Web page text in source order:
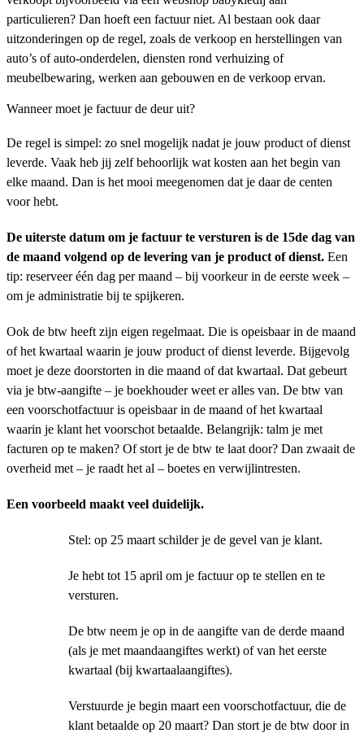
particulieren? Dan hoeft een factuur niet. Al bestaan ook daar
uitzonderingen op de regel, zoals de verkoop en herstellingen van
auto’s of auto-onderdelen, diensten rond verhuizing of
meubelbewaring, werken aan gebouwen en de verkoop ervan.
Wanneer moet je factuur de deur uit?
De regel is simpel: zo snel mogelijk nadat je jouw product of dienst
leverde. Vaak heb jij zelf behoorlijk wat kosten aan het begin van
elke maand. Dan is het mooi meegenomen dat je daar de centen
voor hebt.
De uiterste datum om je factuur te versturen is de 15de dag van
de maand volgend op de levering van je product of dienst. Een
tip: reserveer één dag per maand – bij voorkeur in de eerste week –
om je administratie bij te spijkeren.
Ook de btw heeft zijn eigen regelmaat. Die is opeisbaar in de maand
of het kwartaal waarin je jouw product of dienst leverde. Bijgevolg
moet je deze doorstorten in die maand of dat kwartaal. Dat gebeurt
via je btw-aangifte – je boekhouder weet er alles van. De btw van
een voorschotfactuur is opeisbaar in de maand of het kwartaal
waarin je klant het voorschot betaalde. Belangrijk: talm je met
facturen op te maken? Of stort je de btw te laat door? Dan zwaait de
overheid met – je raadt het al – boetes en verwijlintresten.
Een voorbeeld maakt veel duidelijk.
Stel: op 25 maart schilder je de gevel van je klant.
Je hebt tot 15 april om je factuur op te stellen en te
versturen.
De btw neem je op in de aangifte van de derde maand
(als je met maandaangiftes werkt) of van het eerste
kwartaal (bij kwartaalaangiftes).
Verstuurde je begin maart een voorschotfactuur, die de
klant betaalde op 20 maart? Dan stort je de btw door in